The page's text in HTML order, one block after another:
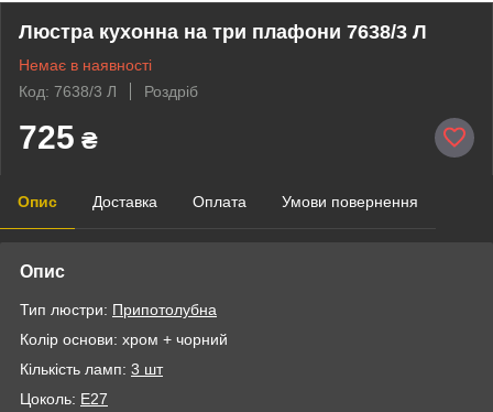
Люстра кухонна на три плафони 7638/3 Л
Немає в наявності
Код: 7638/3 Л
Роздріб
725 ₴
Опис Доставка Оплата Умови повернення
Опис
Тип люстри: Припотолубна
Колір основи: хром + чорний
Кількість ламп: 3 шт
Цоколь: E27